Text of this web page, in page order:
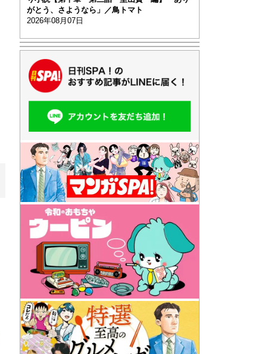
がとう、さようなら」／鳥トマト
2026年08月07日